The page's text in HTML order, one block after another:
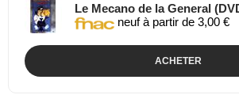
Le Mecano de la General
neuf à partir de 3,00 €
ACHETER